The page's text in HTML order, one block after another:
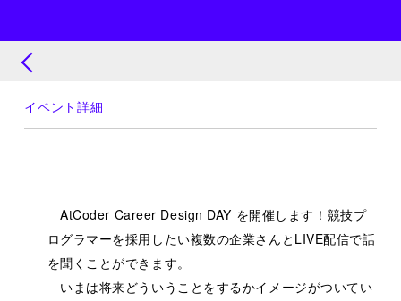
イベント詳細
AtCoder Career Design DAY を開催します！競技プ
ログラマーを採用したい複数の企業さんとLIVE配信で話
を聞くことができます。
いまは将来どういうことをするかイメージがついてい